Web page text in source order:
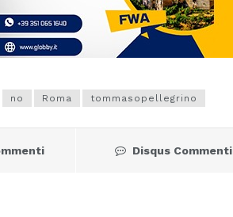
no Roma tommasopellegrino
Disqus Commenti